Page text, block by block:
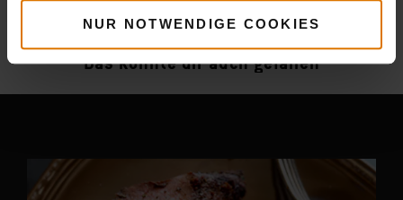
NUR NOTWENDIGE COOKIES
MehrRezepte
Das könnte dir auch gefallen